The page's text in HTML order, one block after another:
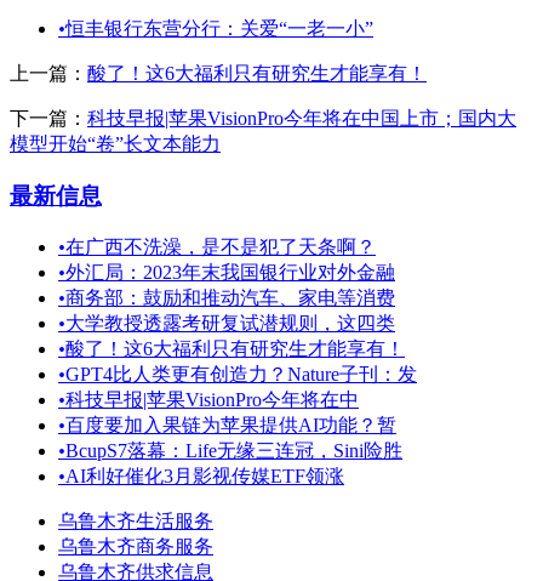
•恒丰银行东营分行：关爱“一老一小”
上一篇： 酸了！这6大福利只有研究生才能享有！
下一篇： 科技早报|苹果VisionPro今年将在中国上市；国内大
模型开始“卷”长文本能力
最新信息
•在广西不洗澡，是不是犯了天条啊？
•外汇局：2023年末我国银行业对外金融
•商务部：鼓励和推动汽车、家电等消费
•大学教授透露考研复试潜规则，这四类
•酸了！这6大福利只有研究生才能享有！
•GPT4比人类更有创造力？Nature子刊：发
•科技早报|苹果VisionPro今年将在中
•百度要加入果链为苹果提供AI功能？暂
•BcupS7落幕：Life无缘三连冠，Sini险胜
•AI利好催化3月影视传媒ETF领涨
乌鲁木齐生活服务
乌鲁木齐商务服务
乌鲁木齐供求信息